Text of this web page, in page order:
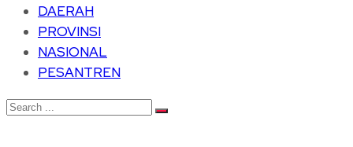
DAERAH
PROVINSI
NASIONAL
PESANTREN